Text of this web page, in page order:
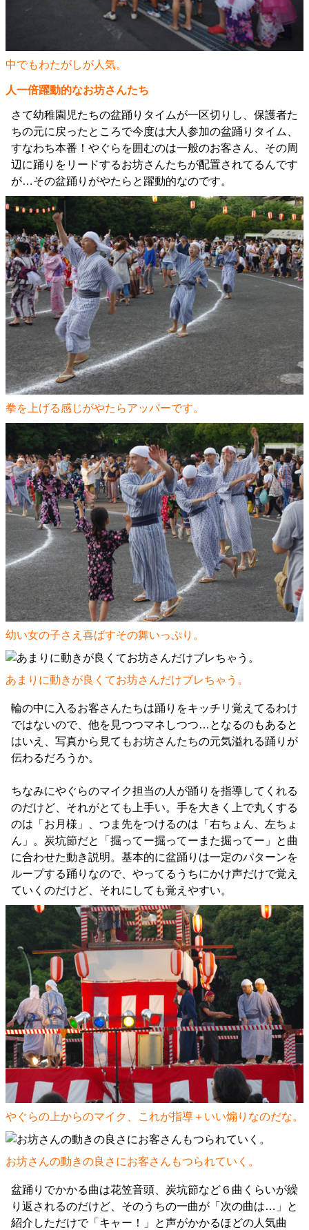
中でもわたがしが人気。
人一倍躍動的なお坊さんたち
さて幼稚園児たちの盆踊りタイムが一区切りし、保護者た
ちの元に戻ったところで今度は大人参加の盆踊りタイム、
すなわち本番！やぐらを囲むのは一般のお客さん、その周
辺に踊りをリードするお坊さんたちが配置されてるんです
が…その盆踊りがやたらと躍動的なのです。
拳を上げる感じがやたらアッパーです。
幼い女の子さえ喜ばすその舞いっぷり。
あまりに動きが良くてお坊さんだけブレちゃう。
輪の中に入るお客さんたちは踊りをキッチリ覚えてるわけ
ではないので、他を見つつマネしつつ…となるのもあると
はいえ、写真から見てもお坊さんたちの元気溢れる踊りが
伝わるだろうか。
ちなみにやぐらのマイク担当の人が踊りを指導してくれる
のだけど、それがとても上手い。手を大きく上で丸くする
のは「お月様」、つま先をつけるのは「右ちょん、左ちょ
ん」。炭坑節だと「掘ってー掘ってーまた掘ってー」と曲
に合わせた動き説明。基本的に盆踊りは一定のパターンを
ループする踊りなので、やってるうちにかけ声だけで覚え
ていくのだけど、それにしても覚えやすい。
やぐらの上からのマイク、これが指導＋いい煽りなのだな。
お坊さんの動きの良さにお客さんもつられていく。
盆踊りでかかる曲は花笠音頭、炭坑節など６曲くらいが繰
り返されるのだけど、そのうちの一曲が「次の曲は…」と
紹介しただけで「キャー！」と声がかかるほどの人気曲